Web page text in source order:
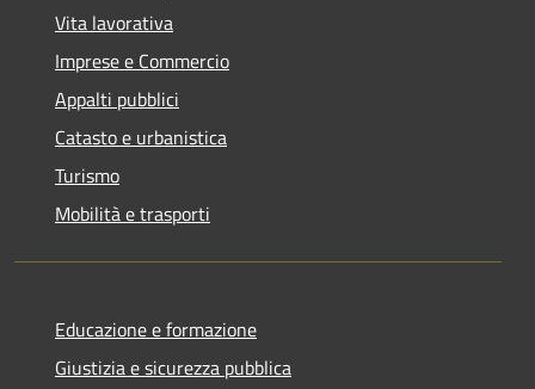
Vita lavorativa
Imprese e Commercio
Appalti pubblici
Catasto e urbanistica
Turismo
Mobilità e trasporti
Educazione e formazione
Giustizia e sicurezza pubblica